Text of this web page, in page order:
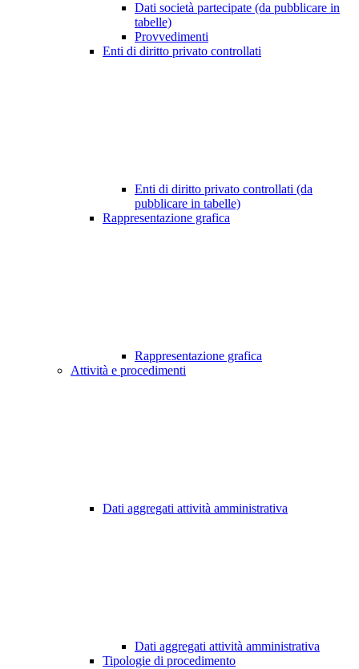
Dati società partecipate (da pubblicare in
tabelle)
Provvedimenti
Enti di diritto privato controllati
Enti di diritto privato controllati (da
pubblicare in tabelle)
Rappresentazione grafica
Rappresentazione grafica
Attività e procedimenti
Dati aggregati attività amministrativa
Dati aggregati attività amministrativa
Tipologie di procedimento